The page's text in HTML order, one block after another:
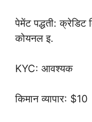
पेमेंट पद्धती: क्रेडिट
कोयनल इ.
KYC: आवश्यक
किमान व्यापार: $10